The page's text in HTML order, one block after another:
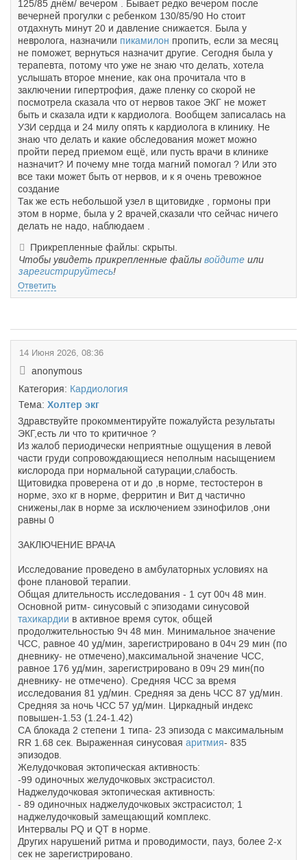
125/85 днём/ вечером . Бывает редко вечером после
вечерней прогулки с ребенком 130/85/90 Но стоит
отдахнуть минут 20 и давление снижается. Была у
невролога, назначили пикамилон пропить, если за месяц
не поможет, вернуться назначит другие. Сегодня была у
терапевта, потому что уже не знаю что делать, хотела
услышать второе мнение, как она прочитала что в
заключении гипертрофия, даже пленку со скорой не
посмотрела сказала что от нервов такое ЭКГ не может
быть и сказала идти к кардиолога. Вообщем записалась на
УЗИ сердца и 24 милу опять к кардиолога в клинику. Не
знаю что делать и какие обследования может можно
пройти перед приемом ещё, или пусть врачи в клинике
назначит? И почему мне тогда магний помогал ? Или это
все таки может быть от нервов, и к я очень тревожное
создание
Так же есть небольшой узел в щитовидке , гормоны при
этом в норме, была у 2 врачей,сказали что сейчас ничего
делать не надо, наблюдаем .
Прикрепленные файлы: скрыты.
Чтобы увидеть прикрепленные файлы войдите или
зарегистрируйтесь!
Ответить
14 Июня 2026, 08:36
anonymous
Категория: Кардиология
Тема: Холтер экг
Здравствуйте прокомментируйте пожалуйста результаты
ЭКГ,есть ли что то критичное ?
Из жалоб периодически неприятные ощущения в левой
части груди сопровождающиеся неполным насыщением
кислорода при нормальной сатурации,слабость.
Щитовидка проверена от и до ,в норме, тестостерон в
норме, эхо кг в норме, ферритин и Вит д частично
снижены,лак в норме за исключением эзинофилов ,они
равны 0
ЗАКЛЮЧЕНИЕ ВРАЧА
Исследование проведено в амбулаторных условиях на
фоне плановой терапии.
Общая длительность исследования - 1 сут 00ч 48 мин.
Основной ритм- синусовый с эпизодами синусовой
тахикардии в активное время суток, общей
продолжительностью 9ч 48 мин. Минимальное значение
ЧСС, равное 40 уд/мин, зарегистрировано в 04ч 29 мин (по
дневнику- не отмечено),максимальной значение ЧСС,
равное 176 уд/мин, зарегистрировано в 09ч 29 мин(по
дневнику- не отмечено). Средняя ЧСС за время
исследования 81 уд/мин. Средняя за день ЧСС 87 уд/мин.
Средняя за ночь ЧСС 57 уд/мин. Циркадный индекс
повышен-1.53 (1.24-1.42)
СА блокада 2 степени 1 типа- 23 эпизода с максимальным
RR 1.68 сек. Выраженная синусовая аритмия- 835
эпизодов.
Желудочковая эктопическая активность:
-99 одиночных желудочковых экстрасистол.
Наджелудочковая эктопическая активность:
- 89 одиночных наджелудочковых экстрасистол; 1
наджелудочковый замещающий комплекс.
Интервалы PQ и QT в норме.
Других нарушений ритма и проводимости, пауз, более 2-х
сек не зарегистрировано.